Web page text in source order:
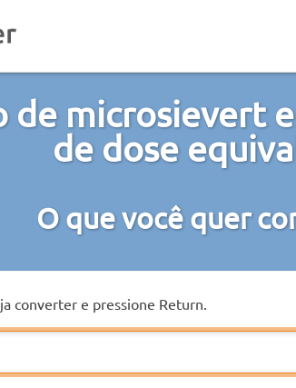
de microsievert
de dose
O que você quer
converter e pressione Return.